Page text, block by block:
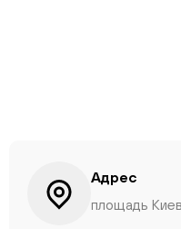
Адрес
площадь